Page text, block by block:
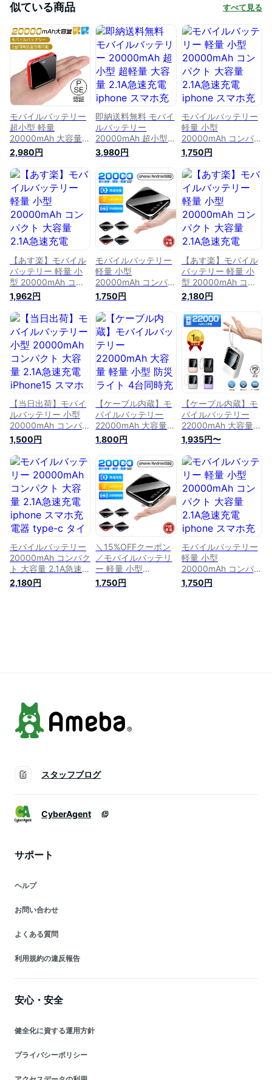
似ている商品 すべて見る
モバイルバッテリー
超小型 軽量
20000mAh 大容量
PSE認証 残量表示
2.1A 急速充電 type-
c micro usb LEDラ
イト付 スマホ充電器
二台同時充電 携帯充
電器 懐中電灯 旅行
出張 停電対策 台風
地震 防災グッズ 持
ち運び
iPhone/Android各種
対応
2,980円
即納送料無料 モバイ
ルバッテリー
20000mAh 超小型
超軽量 大容量 2.1A急
速充電 iphone スマ
ホ充電器 type-c
10000mAh より増量
コンパクト 残量表示
懐中電灯 旅行 出張
停電対策 台風 地震
災害 防災グッズ
iPhone/Android各種
対応 ピンク パープ
ル ホワイト ブラッ
ク
3,980円
モバイルバッテリー
軽量 小型
20000mAh コンパク
ト 大容量 2.1A急速充
電 iphone スマホ充
電器 type-c タイプc
蓄電 より増量 コン
パクト 軽量 残量表
示 懐中電灯 便利グ
ッズ 旅行 出張 停電
対策 台風 地震 災害
防災グッズ
iPhone/Android各種
対応 機内持ち込み
1,750円
【あす楽】モバイル
バッテリー 軽量 小
型 20000mAh コン
パクト 大容量 2.1A急
速充電 iphone スマ
ホ充電器 type-c タ
イプc蓄電 より増量
コンパクト 軽量 残
量表示 懐中電灯 便
利グッズ 旅行 出張
停電対策 台風 地震
災害 防災グッズ
iPhone/Android各種
対応
1,962円
モバイルバッテリー
軽量 小型
20000mAh コンパク
ト 大容量 2.1A急速充
電 iphone スマホ充
電器 type-c タイプc
蓄電 より増量 コン
パクト 軽量 残量表
示 懐中電灯 便利グ
ッズ 旅行 出張 卒業
式 停電対策 台風 地
震 災害 防災グッズ
iPhone/Android各種
対応
1,750円
【あす楽】モバイル
バッテリー 軽量 小
型 20000mAh コン
パクト 大容量 2.1A急
速充電 iphone スマ
ホ充電器 type-c タ
イプc蓄電 より増量
コンパクト 軽量 残
量表示 懐中電灯 便
利グッズ 旅行 出張
停電対策 台風 地震
災害 防災グッズ
iPhone/Android各種
対応
2,180円
【当日出荷】モバイ
ルバッテリー 小型
20000mAh コンパク
ト 大容量 2.1A急速充
電 iPhone15 スマホ
充電器 type-c タイ
プc蓄電 より増量 コ
ンパクト 軽量 残量
表示 懐中電灯 便利
グッズ 旅行 出張 停
電対策 台風 地震 災
害 防災グッズ
iPhone/Android各種
対応
1,500円
【ケーブル内蔵】モ
バイルバッテリー
22000mAh 大容量
軽量 小型 防災ライ
ト 4台同時充電
iPhone/Type-Cケー
ブル内蔵 急速充電
LED残量表示 懐中電
灯 スマホ充電器
iPhone/Android 全機
種対応 機内持ち込み
旅行/出張/地震対策
お盆休み
1,800円
【ケーブル内蔵】モ
バイルバッテリー
22000mAh 大容量
軽量 小型 防災ライ
ト 4台同時充電
iPhone/Type-Cケー
ブル内蔵 急速充電
LED残量表示 懐中電
灯 スマホ充電器
iPhone/Android 全機
種対応 停電 便利グ
ッズ 旅行/出張/地震
対策
1,935円〜
モバイルバッテリー
20000mAh コンパク
ト 大容量 2.1A急速充
電 iphone スマホ充
電器 type-c タイプc
2,180円
＼15%OFFクーポン
／モバイルバッテリ
ー 軽量 小型
20000mAh コンパク
ト 大容量 2.1A急速充
1,750円
モバイルバッテリー
軽量 小型
20000mAh コンパク
ト 大容量 2.1A急速充
電 iphone スマホ充
1,750円
スタッフブログ
CyberAgent
サポート
ヘルプ
お問い合わせ
よくある質問
利用規約の違反報告
安心・安全
健全化に資する運用方針
プライバシーポリシー